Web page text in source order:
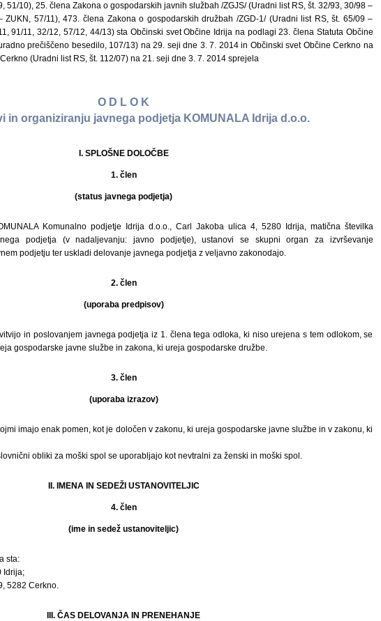
51/10), 25. člena Zakona o gospodarskih javnih službah /ZGJS/ (Uradni list RS, št. 32/93, 30/98 –
ZUKN, 57/11), 473. člena Zakona o gospodarskih družbah /ZGD-1/ (Uradni list RS, št. 65/09 –
91/11, 32/12, 57/12, 44/13) sta Občinski svet Občine Idrija na podlagi 23. člena Statuta Občine
prečiščeno besedilo, 107/13) na 29. seji dne 3. 7. 2014 in Občinski svet Občine Cerkno na
(Uradni list RS, št. 112/07) na 21. seji dne 3. 7. 2014 sprejela
O D L O K
in organiziranju javnega podjetja KOMUNALA Idrija d.o.o.
I. SPLOŠNE DOLOČBE
1. člen
(status javnega podjetja)
Komunalno podjetje Idrija d.o.o., Carl Jakoba ulica 4, 5280 Idrija, matična številka
podjetja (v nadaljevanju: javno podjetje), ustanovi se skupni organ za izvrševanje
podjetju ter uskladi delovanje javnega podjetja z veljavno zakonodajo.
2. člen
(uporaba predpisov)
in poslovanjem javnega podjetja iz 1. člena tega odloka, ki niso urejena s tem odlokom, se
gospodarske javne službe in zakona, ki ureja gospodarske družbe.
3. člen
(uporaba izrazov)
imajo enak pomen, kot je določen v zakonu, ki ureja gospodarske javne službe in v zakonu, ki
obliki za moški spol se uporabljajo kot nevtralni za ženski in moški spol.
II. IMENA IN SEDEŽI USTANOVITELJIC
4. člen
(ime in sedež ustanoviteljic)
sta:
Idrija;
5282 Cerkno.
III. ČAS DELOVANJA IN PRENEHANJE